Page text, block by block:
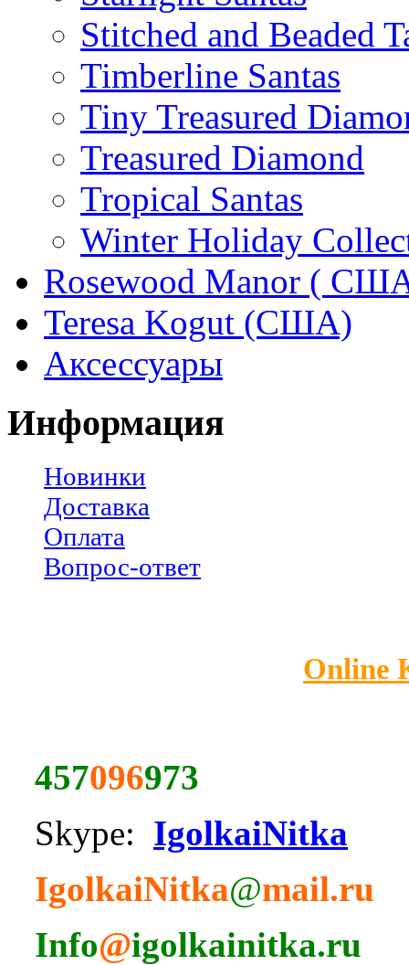
Stitched and Beaded
Timberline Santas
Tiny Treasured
Treasured Diamond
Tropical Santas
Winter Holiday
Rosewood Manor (
Teresa Kogut (США)
Аксессуары
Информация
Новинки
Доставка
Оплата
Вопрос-ответ
Online
457096973
Skype: IgolkaiNitka
IgolkaiNitka@mail.ru
Info@igolkainitka.ru